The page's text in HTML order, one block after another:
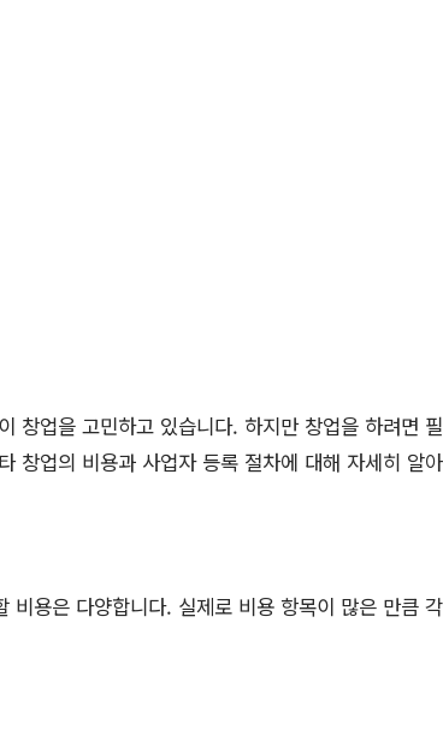
창업을 고민하고 있습니다. 하지만 창업을 하려면
창업의 비용과 사업자 등록 절차에 대해 자세히 알
비용은 다양합니다. 실제로 비용 항목이 많은 만큼